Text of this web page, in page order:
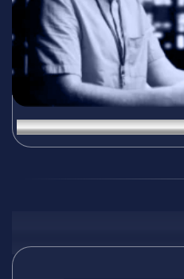
Управление на IT